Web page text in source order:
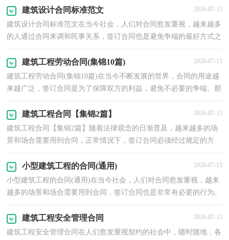
建筑设计合同标准范文 2026-07-13
建筑设计合同标准范文在当今社会，人们对合同愈发重视，越来越多
的人通过合同来调和民事关系，签订合同也是避免争端的最好方式之
建筑工程劳动合同(集锦10篇) 2026-07-13
建筑工程劳动合同(集锦10篇)在当今不断发展的世界，合同的用途越
来越广泛，签订合同是为了保障双方的利益，避免不必要的争端。那
建筑工程合同【集锦2篇】 2026-07-13
建筑工程合同【集锦2篇】随着法律观念的日渐普及，越来越多的场
景和场合需要用到合同，正常情况下，签订合同必须经过规定的方
小型建筑工程的合同(通用) 2026-07-13
小型建筑工程的合同(通用)在当今社会，人们对合同愈发重视，越来
越多的场景和场合需要用到合同，签订合同也是非常有必要的行为。
建筑工程安全管理合同 2026-07-13
建筑工程安全管理合同在人们愈发重视契约的社会中，随时随地，各